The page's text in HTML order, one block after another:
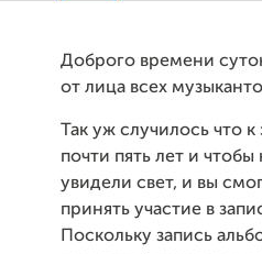
Доброго времени
от лица всех
Так уж случилось
почти пять лет и
увидели свет, и вы
принять участие в
Поскольку запись